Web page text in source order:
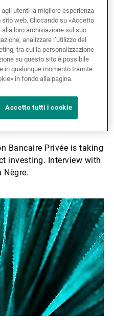
12.07.2021
intensity of
Bancaire Privée is taking
investing. Interview with
Nègre.
utenti la migliore esperienza
web. Cliccando su «Accetto
loro archiviazione sul suo
analizzare l’utilizzo del
tra cui la personalizzazione
su questo sito è possibile
in qualunque momento tramite
in fondo alla pagina.
Accetto tutti i cookie